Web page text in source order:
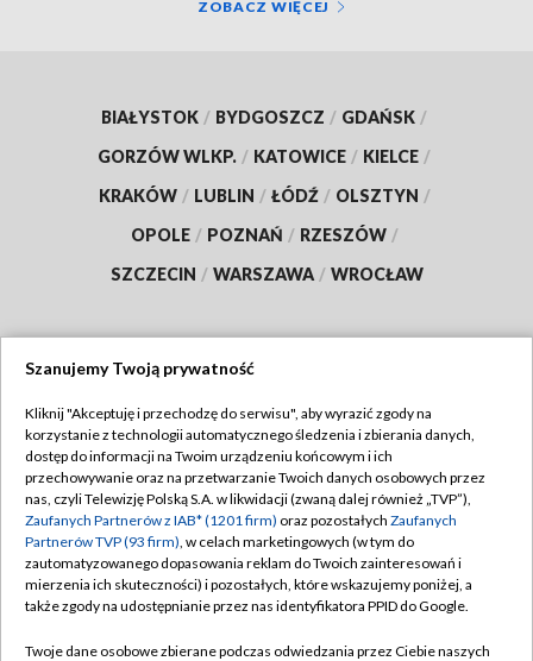
ZOBACZ WIĘCEJ
BIAŁYSTOK / BYDGOSZCZ / GDAŃSK /
GORZÓW WLKP. / KATOWICE / KIELCE /
KRAKÓW / LUBLIN / ŁÓDŹ / OLSZTYN /
OPOLE / POZNAŃ / RZESZÓW /
SZCZECIN / WARSZAWA / WROCŁAW
TVP
Abonament TVP
Emisja w TVP
Centrum informacji TVP
Naziemna Telewizja Cyfrowa
Regulamin TVP
Polityka prywatności
Moje zgody
Pomoc
Szanujemy Twoją prywatność
Kliknij "Akceptuję i przechodzę do serwisu", aby wyrazić zgody na
korzystanie z technologii automatycznego śledzenia i zbierania danych,
dostęp do informacji na Twoim urządzeniu końcowym i ich
przechowywanie oraz na przetwarzanie Twoich danych osobowych przez
nas, czyli Telewizję Polską S.A. w likwidacji (zwaną dalej również „TVP”),
Zaufanych Partnerów z IAB* (1201 firm) oraz pozostałych Zaufanych
Partnerów TVP (93 firm), w celach marketingowych (w tym do
zautomatyzowanego dopasowania reklam do Twoich zainteresowań i
mierzenia ich skuteczności) i pozostałych, które wskazujemy poniżej, a
także zgody na udostępnianie przez nas identyfikatora PPID do Google.
Twoje dane osobowe zbierane podczas odwiedzania przez Ciebie naszych